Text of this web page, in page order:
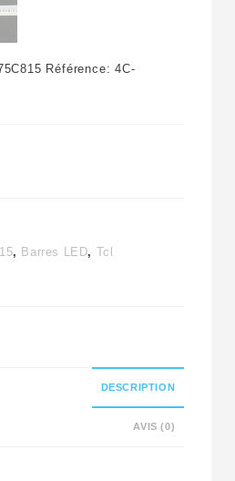
Référence: 4C-
, Barres LED, Tcl
DESCRIPTION
AVIS (0)